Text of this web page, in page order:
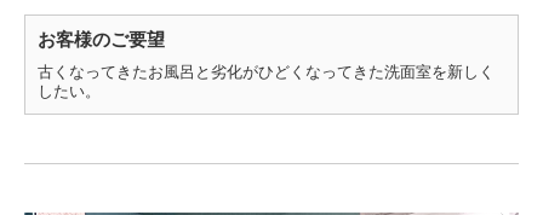
お客様のご要望
古くなってきたお風呂と劣化がひどくなってきた洗面室を新しく
したい。